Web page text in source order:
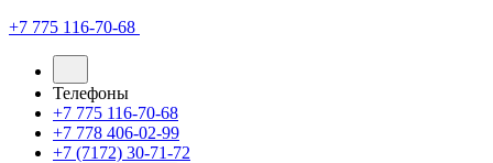
+7 775 116-70-68
Телефоны
+7 775 116-70-68
+7 778 406-02-99
+7 (7172) 30-71-72